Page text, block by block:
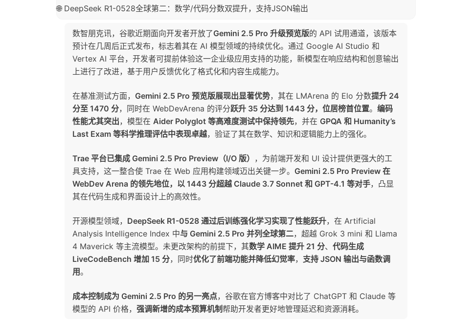
🌐 DeepSeek R1-0528全球第二：数学/代码分数双提升，支持JSON输出
数智朋克讯，谷歌近期面向开发者开放了Gemini 2.5 Pro 升级预览版的 API 试用通道，该版本
预计在几周后正式发布，标志着其在 AI 模型领域的持续优化。通过 Google AI Studio 和
Vertex AI 平台，开发者可提前体验这一企业级应用支持的功能，新模型在响应结构和创意输出
上进行了改进，基于用户反馈优化了格式化和内容生成能力。
在基准测试方面， Gemini 2.5 Pro 预览版展现出显著优势，其在 LMArena 的 Elo 分数提升 24
分至 1470 分，同时在 WebDevArena 的评分跃升 35 分达到 1443 分，位居榜首位置。 编码
性能尤其突出，模型在 Aider Polyglot 等高难度测试中保持领先，并在 GPQA 和 Humanity’s
Last Exam 等科学推理评估中表现卓越，验证了其在数学、知识和逻辑能力上的强化。
Trae 平台已集成 Gemini 2.5 Pro Preview（I/O 版） ，为前端开发和 UI 设计提供更强大的工
具支持，这一整合使 Trae 在 Web 应用构建领域迈出关键一步。 Gemini 2.5 Pro Preview 在
WebDev Arena 的领先地位，以 1443 分超越 Claude 3.7 Sonnet 和 GPT-4.1 等对手，凸显
其在代码生成和界面设计上的高效性。
开源模型领域， DeepSeek R1-0528 通过后训练强化学习实现了性能跃升，在 Artificial
Analysis Intelligence Index 中与 Gemini 2.5 Pro 并列全球第二，超越 Grok 3 mini 和 Llama
4 Maverick 等主流模型。未更改架构的前提下，其数学 AIME 提升 21 分、 代码生成
LiveCodeBench 增加 15 分，同时优化了前端功能并降低幻觉率， 支持 JSON 输出与函数调
用。
成本控制成为 Gemini 2.5 Pro 的另一亮点，谷歌在官方博客中对比了 ChatGPT 和 Claude 等
模型的 API 价格， 强调新增的成本预算机制帮助开发者更好地管理延迟和资源消耗。